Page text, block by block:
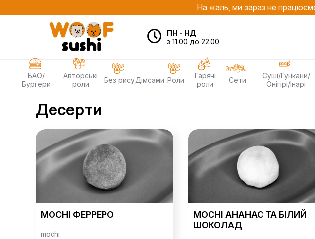
На жаль, ми зараз не
ПН - НД
з 11.00 до 22.00
БАО/
Бургери
Авторські
роли
Без рисуДімсами Роли
Гарячі
роли
Сети
Суші/Гункани/
Онігірі/Інарі
Десерти
MOCHI ФЕРРЕРО
mochi
MOCHI АНАНАС ТА БІЛИЙ
ШОКОЛАД